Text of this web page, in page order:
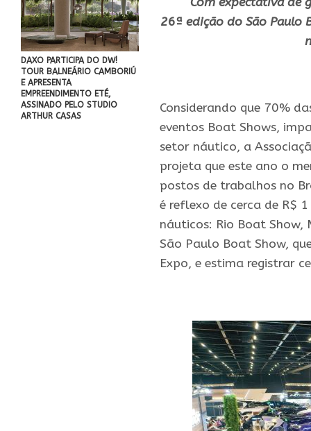
DAXO PARTICIPA DO DW!
TOUR BALNEÁRIO CAMBORIÚ
E APRESENTA
EMPREENDIMENTO ETÉ,
ASSINADO PELO STUDIO
ARTHUR CASAS
26ª edição do São Paulo
Considerando que 70%
eventos Boat Shows,
setor náutico, a
projeta que este ano o
postos de trabalhos no
é reflexo de cerca de R$
náuticos: Rio Boat
São Paulo Boat Show,
Expo, e estima registrar